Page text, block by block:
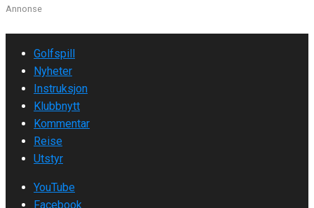
Annonse
Golfspill
Nyheter
Instruksjon
Klubbnytt
Kommentar
Reise
Utstyr
YouTube
Facebook